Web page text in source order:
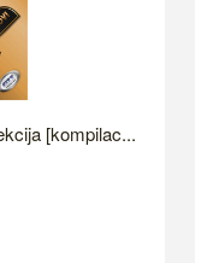
[kompilac...